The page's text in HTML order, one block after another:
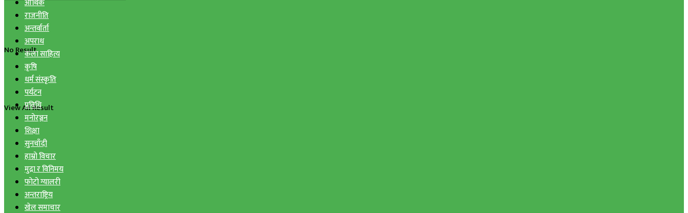
No Result
View All Result
आर्थिक
राजनीति
अन्तर्वार्ता
अपराध
कला साहित्य
कृषि
धर्म संस्कृति
पर्यटन
प्रविधि
मनोरञ्जन
शिक्षा
सुनचाँदी
हाम्रो विचार
मुद्रा र विनिमय
फोटो ग्यालरी
अन्तराष्ट्रिय
खेल समाचार